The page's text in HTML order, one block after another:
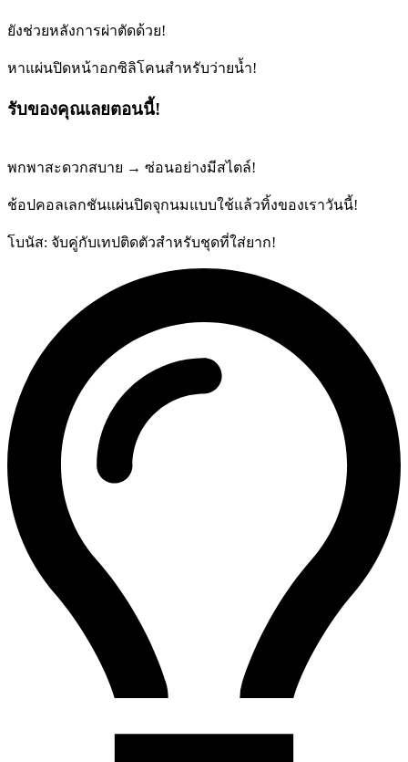
ยังช่วยหลังการผ่าตัดด้วย!
หาแผ่นปิดหน้าอกซิลิโคนสำหรับว่ายน้ำ!
รับของคุณเลยตอนนี้!
พกพาสะดวกสบาย → ซ่อนอย่างมีสไตล์!
ช้อปคอลเลกชันแผ่นปิดจุกนมแบบใช้แล้วทิ้งของเราวันนี้!
โบนัส: จับคู่กับเทปติดตัวสำหรับชุดที่ใส่ยาก!